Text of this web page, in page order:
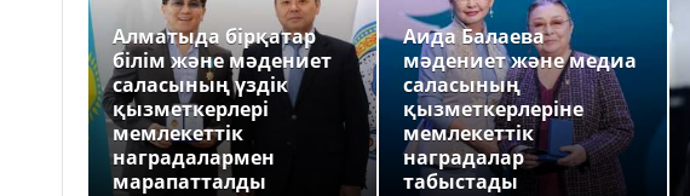
Алматыда бірқатар
білім және мәдениет
саласының үздік
қызметкерлері
мемлекеттік
наградалармен
марапатталды
Аида Балаева
мәдениет және медиа
саласының
қызметкерлеріне
мемлекеттік
наградалар
табыстады